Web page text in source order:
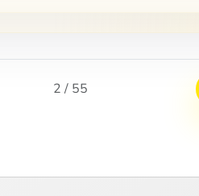
2 / 55